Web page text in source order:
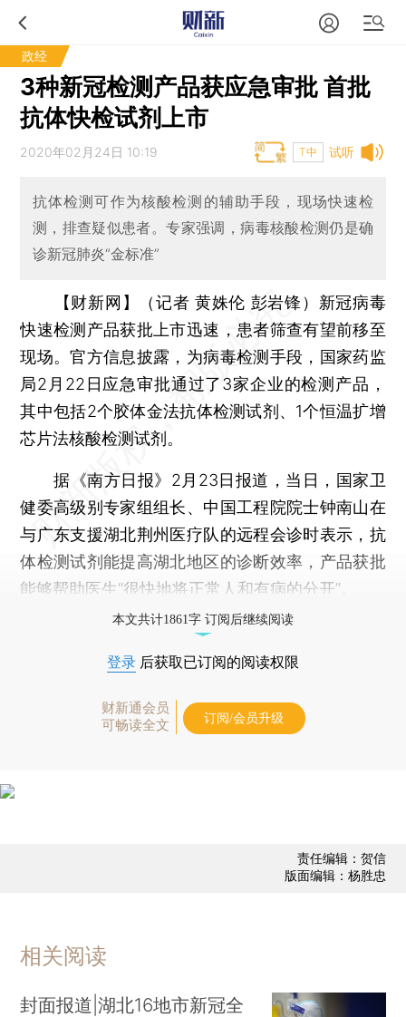
政经
3种新冠检测产品获应急审批 首批
抗体快检试剂上市
试听
2020年02月24日 10:19 T中
抗体检测可作为核酸检测的辅助手段，现场快速检
测，排查疑似患者。专家强调，病毒核酸检测仍是确
诊新冠肺炎“金标准”
【财新网】（记者 黄姝伦 彭岩锋） 新冠病毒
快速检测产品获批上市迅速，患者筛查有望前移至
现场。官方信息披露，为病毒检测手段，国家药监
局2月22日应急审批通过了3家企业的检测产品，
其中包括2个胶体金法抗体检测试剂、1个恒温扩增
芯片法核酸检测试剂。
据《南方日报》2月23日报道，当日，国家卫
健委高级别专家组组长、中国工程院院士钟南山在
与广东支援湖北荆州医疗队的远程会诊时表示，抗
体检测试剂能提高湖北地区的诊断效率，产品获批
能够帮助医生“很快地将正常人和有病的分开”。
本文共计1861字 订阅后继续阅读
登录 后获取已订阅的阅读权限
财新通会员
可畅读全文
订阅/会员升级
责任编辑：贺信
版面编辑：杨胜忠
相关阅读
封面报道|湖北16地市新冠全